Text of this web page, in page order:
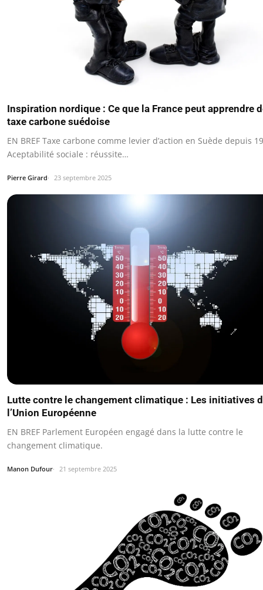
Inspiration nordique : Ce que la France peut apprendre
taxe carbone suédoise
EN BREF Taxe carbone comme levier d’action en Suède depuis
Aceptabilité sociale : réussite…
Pierre Girard 23 septembre 2025
Lutte contre le changement climatique : Les initiatives
l’Union Européenne
EN BREF Parlement Européen engagé dans la lutte contre le
changement climatique.
Manon Dufour 21 septembre 2025